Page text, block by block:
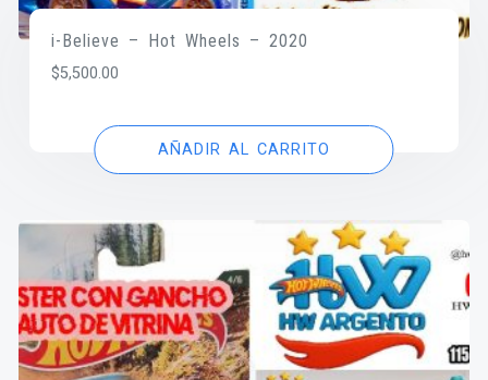
i-Believe – Hot Wheels – 2020
$5,500.00
AÑADIR AL CARRITO